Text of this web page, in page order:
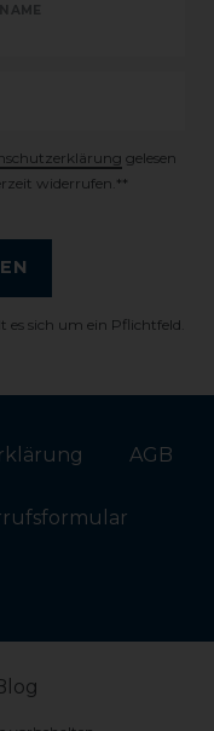
gelesen
widerrufen.**
es sich um ein Pflichtfeld.
AGB